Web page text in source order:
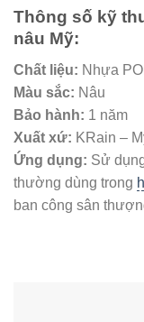
Thông số kỹ
nâu Mỹ:
Chất liệu: Nhựa
Màu sắc: Nâu
Bảo hành: 1 năm
Xuất xứ: KRain –
Ứng dụng: Sử
thường dùng trong
ban công sân